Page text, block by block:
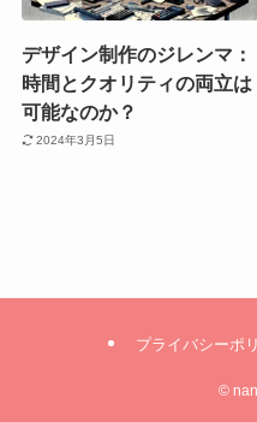
デザイン制作のジレンマ：
時間とクオリティの両立は
可能なのか？
2024年3月5日
プライバシーポ
©